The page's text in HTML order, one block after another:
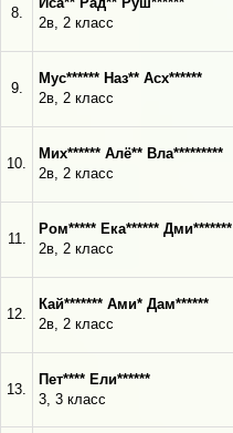
8.
2в, 2 класс
9.
Мус****** Наз** Асх******
2в, 2 класс
10.
Мих****** Алё** Вла*********
2в, 2 класс
11.
Ром***** Ека****** Дми*******
2в, 2 класс
12.
Кай******* Ами* Дам******
2в, 2 класс
13.
Пет**** Ели******
3, 3 класс